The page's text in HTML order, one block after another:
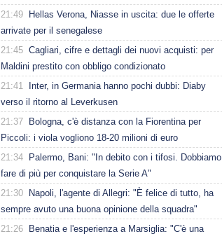
21:49
Hellas Verona, Niasse in uscita: due le offerte
arrivate per il senegalese
21:45 Cagliari, cifre e dettagli dei nuovi acquisti: per
Maldini prestito con obbligo condizionato
21:41
Inter, in Germania hanno pochi dubbi: Diaby
verso il ritorno al Leverkusen
21:37
Bologna, c'è distanza con la Fiorentina per
Piccoli: i viola vogliono 18-20 milioni di euro
21:34
Palermo, Bani: "In debito con i tifosi. Dobbiamo
fare di più per conquistare la Serie A"
21:30
Napoli, l'agente di Allegri: "È felice di tutto, ha
sempre avuto una buona opinione della squadra"
21:26
Benatia e l'esperienza a Marsiglia: "C'è una